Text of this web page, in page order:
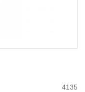
4135